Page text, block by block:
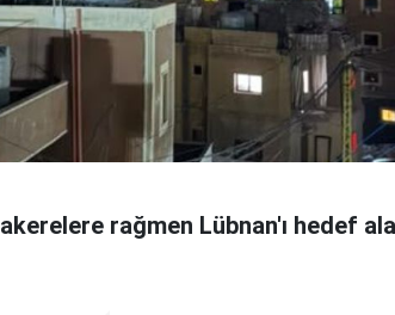
rağmen Lübnan'ı hedef